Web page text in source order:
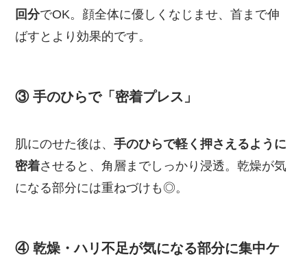
回分でOK。顔全体に優しくなじませ、首まで伸
ばすとより効果的です。
③ 手のひらで「密着プレス」
肌にのせた後は、手のひらで軽く押さえるように
密着させると、角層までしっかり浸透。乾燥が気
になる部分には重ねづけも◎。
④ 乾燥・ハリ不足が気になる部分に集中ケ